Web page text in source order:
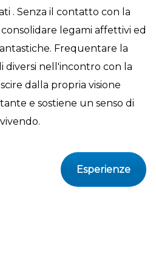
. Senza il contatto con la
legami affettivi ed
Frequentare la
diversi nell'incontro con la
dalla propria visione
e sostiene un senso di
Esperienze